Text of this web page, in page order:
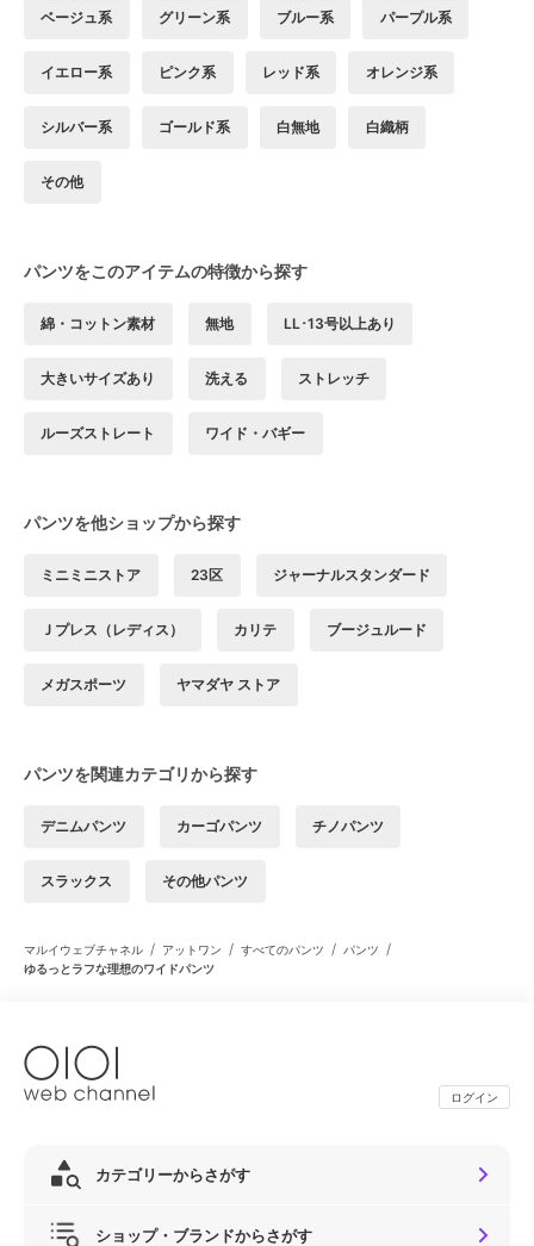
ベージュ系 グリーン系 ブルー系 パープル系
イエロー系 ピンク系 レッド系 オレンジ系
シルバー系 ゴールド系 白無地 白織柄
その他
パンツをこのアイテムの特徴から探す
綿・コットン素材 無地 LL･13号以上あり
大きいサイズあり 洗える ストレッチ
ルーズストレート ワイド・バギー
パンツを他ショップから探す
ミニミニストア 23区 ジャーナルスタンダード
Ｊプレス（レディス） カリテ ブージュルード
メガスポーツ ヤマダヤ ストア
パンツを関連カテゴリから探す
デニムパンツ カーゴパンツ チノパンツ
スラックス その他パンツ
マルイウェブチャネル / アットワン / すべてのパンツ / パンツ /
ゆるっとラフな理想のワイドパンツ
ログイン
カテゴリーからさがす
ショップ・ブランドからさがす